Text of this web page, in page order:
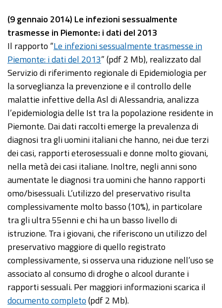
(9 gennaio 2014) Le infezioni sessualmente
trasmesse in Piemonte: i dati del 2013
Il rapporto “Le infezioni sessualmente trasmesse in
Piemonte: i dati del 2013” (pdf 2 Mb), realizzato dal
Servizio di riferimento regionale di Epidemiologia per
la sorveglianza la prevenzione e il controllo delle
malattie infettive della Asl di Alessandria, analizza
l’epidemiologia delle Ist tra la popolazione residente in
Piemonte. Dai dati raccolti emerge la prevalenza di
diagnosi tra gli uomini italiani che hanno, nei due terzi
dei casi, rapporti eterosessuali e donne molto giovani,
nella metà dei casi italiane. Inoltre, negli anni sono
aumentate le diagnosi tra uomini che hanno rapporti
omo/bisessuali. L’utilizzo del preservativo risulta
complessivamente molto basso (10%), in particolare
tra gli ultra 55enni e chi ha un basso livello di
istruzione. Tra i giovani, che riferiscono un utilizzo del
preservativo maggiore di quello registrato
complessivamente, si osserva una riduzione nell’uso se
associato al consumo di droghe o alcool durante i
rapporti sessuali. Per maggiori informazioni scarica il
documento completo(pdf 2 Mb).